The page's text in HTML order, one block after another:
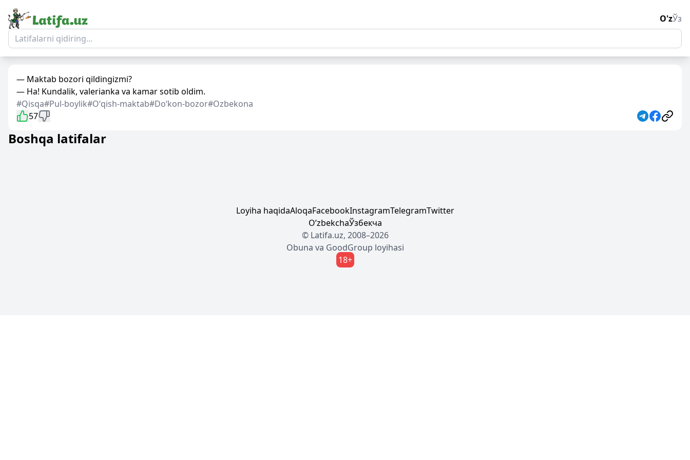
O'zЎз
— Maktab bozori qildingizmi?
— Ha! Kundalik, valerianka va kamar sotib oldim.
#Qisqa#Pul-boylik#Oʻqish-maktab#Doʻkon-bozor#Ozbekona
57
Boshqa latifalar
Loyiha haqidaAloqaFacebookInstagramTelegramTwitter
OʼzbekchaЎзбекча
© Latifa.uz, 2008–2026
Obuna va GoodGroup loyihasi
18+